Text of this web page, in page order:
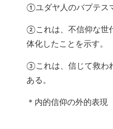
①ユダヤ人のバプテス
②これは、不信仰な世
体化したことを示す。
③これは、信じて救わ
ある。
＊内的信仰の外的表現